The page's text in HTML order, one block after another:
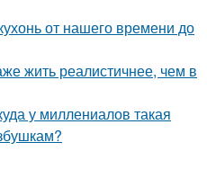
от нашего времени до
жить реалистичнее, чем в
у миллениалов такая